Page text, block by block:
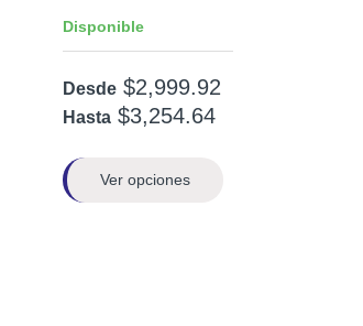
Disponible
Desde $2,999.92
Hasta $3,254.64
Ver opciones